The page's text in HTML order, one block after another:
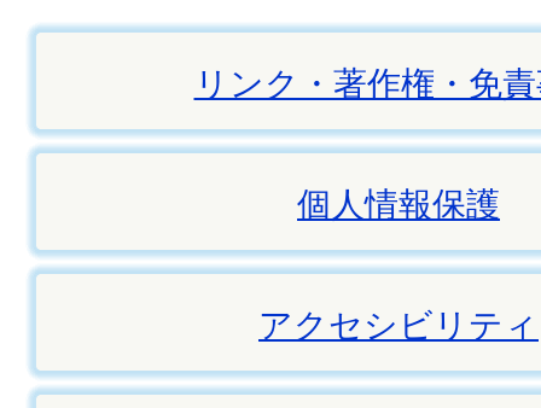
リンク・著作権・免
個人情報保護
アクセシビリティ